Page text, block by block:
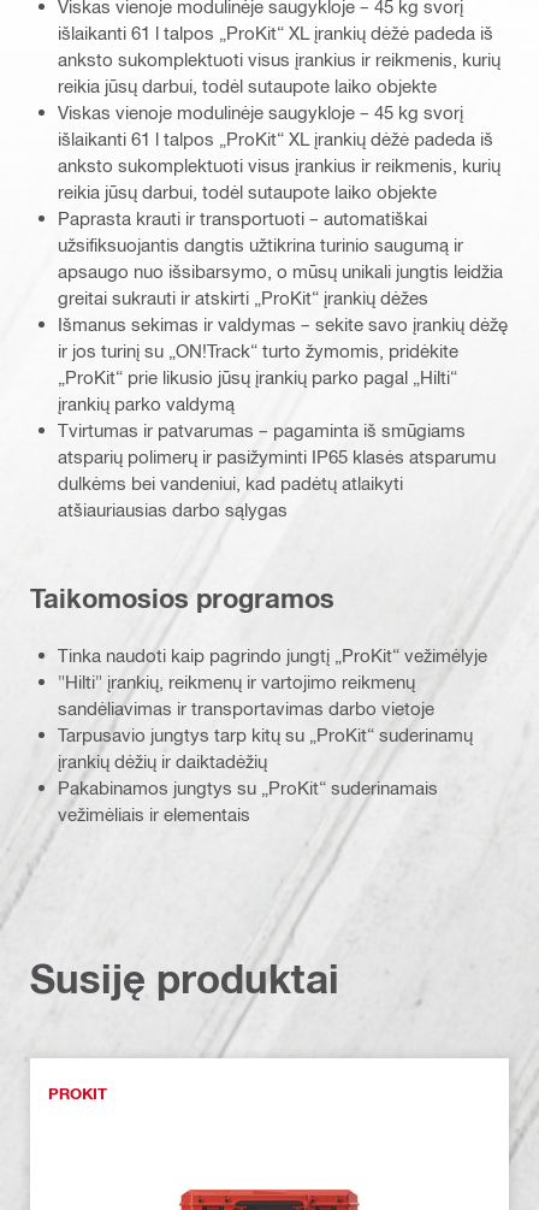
Viskas vienoje modulinėje saugykloje – 45 kg svorį
išlaikanti 61 l talpos „ProKit“ XL įrankių dėžė padeda iš
anksto sukomplektuoti visus įrankius ir reikmenis, kurių
reikia jūsų darbui, todėl sutaupote laiko objekte
Viskas vienoje modulinėje saugykloje – 45 kg svorį
išlaikanti 61 l talpos „ProKit“ XL įrankių dėžė padeda iš
anksto sukomplektuoti visus įrankius ir reikmenis, kurių
reikia jūsų darbui, todėl sutaupote laiko objekte
Paprasta krauti ir transportuoti – automatiškai
užsifiksuojantis dangtis užtikrina turinio saugumą ir
apsaugo nuo išsibarsymo, o mūsų unikali jungtis leidžia
greitai sukrauti ir atskirti „ProKit“ įrankių dėžes
Išmanus sekimas ir valdymas – sekite savo įrankių dėžę
ir jos turinį su „ON!Track“ turto žymomis, pridėkite
„ProKit“ prie likusio jūsų įrankių parko pagal „Hilti“
įrankių parko valdymą
Tvirtumas ir patvarumas – pagaminta iš smūgiams
atsparių polimerų ir pasižyminti IP65 klasės atsparumu
dulkėms bei vandeniui, kad padėtų atlaikyti
atšiauriausias darbo sąlygas
Taikomosios programos
Tinka naudoti kaip pagrindo jungtį „ProKit“ vežimėlyje
"Hilti" įrankių, reikmenų ir vartojimo reikmenų
sandėliavimas ir transportavimas darbo vietoje
Tarpusavio jungtys tarp kitų su „ProKit“ suderinamų
įrankių dėžių ir daiktadėžių
Pakabinamos jungtys su „ProKit“ suderinamais
vežimėliais ir elementais
Susiję produktai
PROKIT